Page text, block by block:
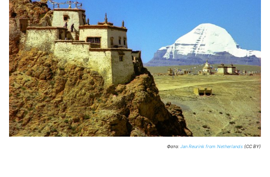
Фото: Jan Reurink from Netherlands (CC BY)